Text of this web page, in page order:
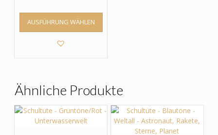
AUSFÜHRUNG WÄHLEN
Dieses
weist
Optionen
können
auf
der
Produktseite
Ähnliche Produkte